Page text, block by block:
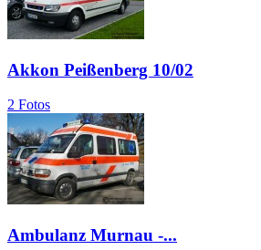
Akkon Peißenberg 10/02
2 Fotos
Ambulanz Murnau -...